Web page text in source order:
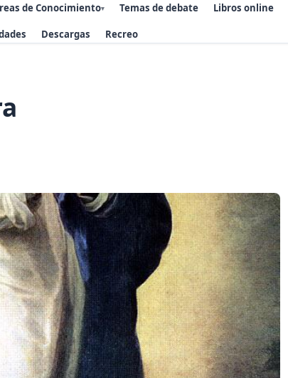
de Conocimiento▾ Temas de debate Libros online
Descargas Recreo